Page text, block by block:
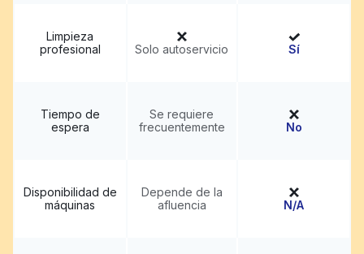
Limpieza
profesional
Solo autoservicio Sí
Tiempo de
espera
Se requiere
frecuentemente
No
Disponibilidad de
máquinas
Depende de la
afluencia
N/A